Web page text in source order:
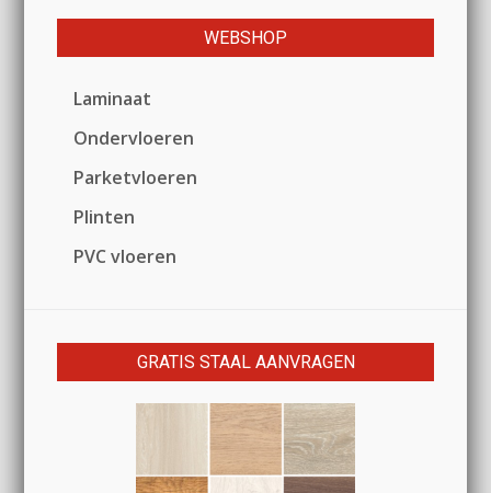
WEBSHOP
Laminaat
Ondervloeren
Parketvloeren
Plinten
PVC vloeren
GRATIS STAAL AANVRAGEN